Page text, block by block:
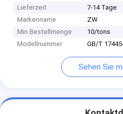
Lieferzeit
7-14 Tage
Markenname
ZW
Min Bestellmenge
10/tons
Modellnummer
GB/T
Sehen Sie